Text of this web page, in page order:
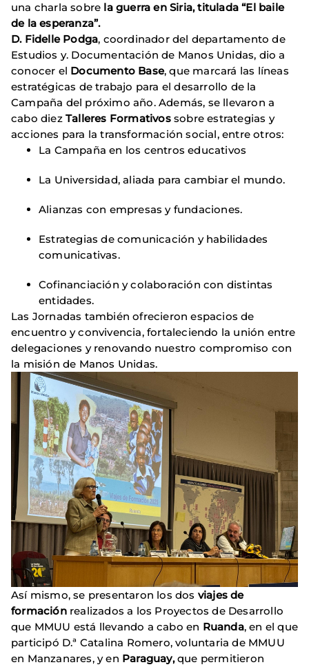
una charla sobre la guerra en Siria, titulada “El baile
de la esperanza”.
D. Fidelle Podga, coordinador del departamento de
Estudios y. Documentación de Manos Unidas, dio a
conocer el Documento Base, que marcará las líneas
estratégicas de trabajo para el desarrollo de la
Campaña del próximo año. Además, se llevaron a
cabo diez Talleres Formativossobre estrategias y
acciones para la transformación social, entre otros:
La Campaña en los centros educativos
La Universidad, aliada para cambiar el mundo.
Alianzas con empresas y fundaciones.
Estrategias de comunicación y habilidades
comunicativas.
Cofinanciación y colaboración con distintas
entidades.
Las Jornadas también ofrecieron espacios de
encuentro y convivencia, fortaleciendo la unión entre
delegaciones y renovando nuestro compromiso con
la misión de Manos Unidas.
Así mismo, se presentaron los dos viajes de
formaciónrealizados a los Proyectos de Desarrollo
que MMUU está llevando a cabo en Ruanda, en el que
participó D.ª Catalina Romero, voluntaria de MMUU
en Manzanares, y en Paraguay,que permitieron